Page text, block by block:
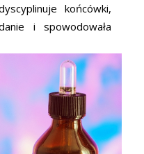
końcówki,
i spowodowała